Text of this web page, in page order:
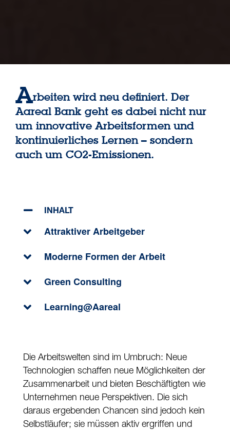
Arbeiten wird neu definiert. Der
Aareal Bank geht es dabei nicht nur
um innovative Arbeitsformen und
kontinuierliches Lernen – sondern
auch um CO2-Emissionen.
INHALT
Attraktiver Arbeitgeber
Moderne Formen der Arbeit
Green Consulting
Learning@Aareal
Die Arbeitswelten sind im Umbruch: Neue
Technologien schaffen neue Möglichkeiten der
Zusammenarbeit und bieten Beschäftigten wie
Unternehmen neue Perspektiven. Die sich
daraus ergebenden Chancen sind jedoch kein
Selbstläufer; sie müssen aktiv ergriffen und